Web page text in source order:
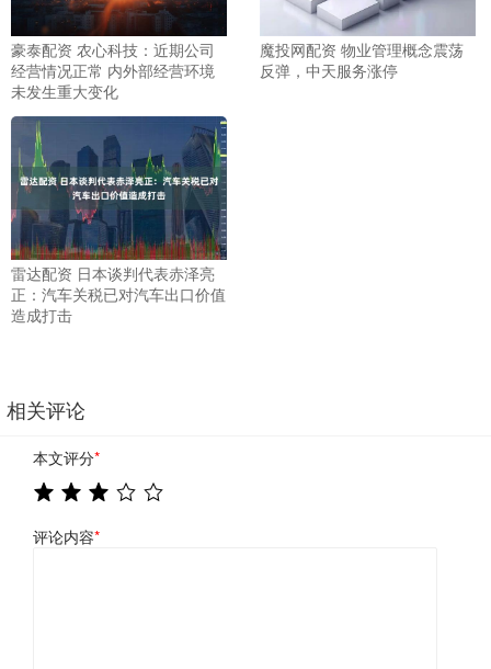
豪泰配资 农心科技：近期公司
经营情况正常 内外部经营环境
未发生重大变化
魔投网配资 物业管理概念震荡
反弹，中天服务涨停
雷达配资 日本谈判代表赤泽亮
正：汽车关税已对汽车出口价值
造成打击
相关评论
本文评分*
评论内容*